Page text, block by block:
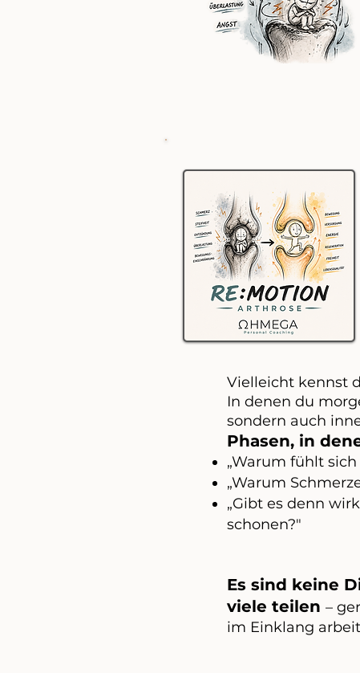
Vielleicht kennst
In denen du
sondern auch
Phasen, in
„Warum fühlt
„Warum
„Gibt es denn
schonen?"
Es sind keine
viele teilen –
im Einklang